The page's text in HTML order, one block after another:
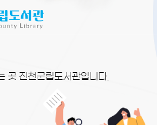
곳 진천군립도서관입니다.